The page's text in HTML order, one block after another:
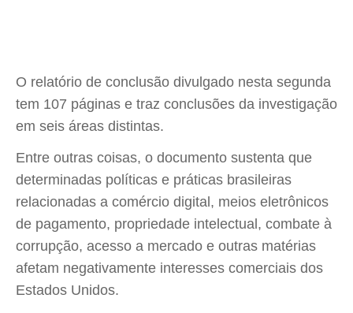
O relatório de conclusão divulgado nesta segunda
tem 107 páginas e traz conclusões da investigação
em seis áreas distintas.
Entre outras coisas, o documento sustenta que
determinadas políticas e práticas brasileiras
relacionadas a comércio digital, meios eletrônicos
de pagamento, propriedade intelectual, combate à
corrupção, acesso a mercado e outras matérias
afetam negativamente interesses comerciais dos
Estados Unidos.